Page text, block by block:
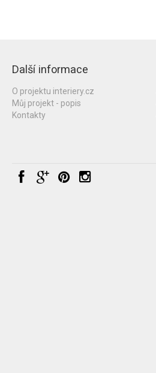
Další informace
O projektu interiery.cz
Můj projekt - popis
Kontakty